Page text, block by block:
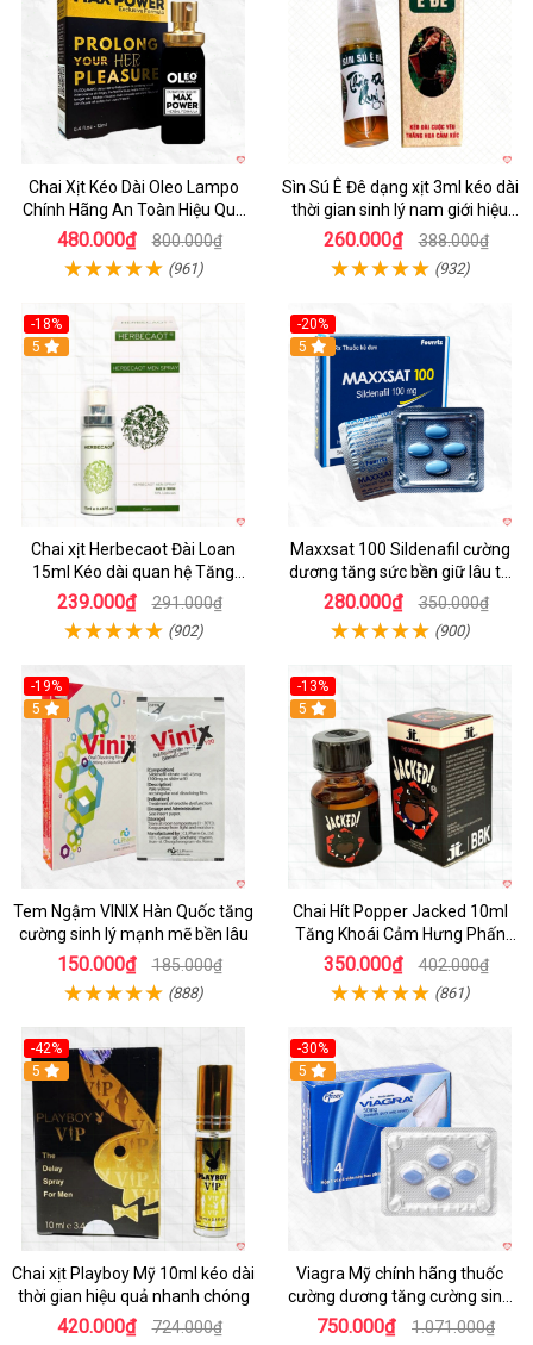
Chai Xịt Kéo Dài Oleo Lampo
Chính Hãng An Toàn Hiệu Quả
Nam Giới
480.000₫ 800.000₫
(961)
Sìn Sú Ê Đê dạng xịt 3ml kéo dài
thời gian sinh lý nam giới hiệu
quả
260.000₫ 388.000₫
(932)
-18%
5
Chai xịt Herbecaot Đài Loan
15ml Kéo dài quan hệ Tăng
hưng phấn nhanh
239.000₫ 291.000₫
(902)
-20%
5
Maxxsat 100 Sildenafil cường
dương tăng sức bền giữ lâu tự
tin phái mạnh
280.000₫ 350.000₫
(900)
-19%
5
Tem Ngậm VINIX Hàn Quốc tăng
cường sinh lý mạnh mẽ bền lâu
150.000₫ 185.000₫
(888)
-13%
5
Chai Hít Popper Jacked 10ml
Tăng Khoái Cảm Hưng Phấn
Mạnh
350.000₫ 402.000₫
(861)
-42%
5
Chai xịt Playboy Mỹ 10ml kéo dài
thời gian hiệu quả nhanh chóng
420.000₫ 724.000₫
-30%
5
Viagra Mỹ chính hãng thuốc
cường dương tăng cường sinh
lực kéo dài
750.000₫ 1.071.000₫